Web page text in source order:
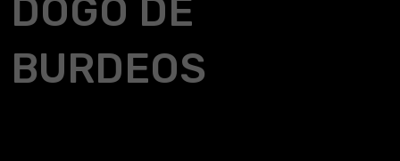
DOGO DE
BURDEOS